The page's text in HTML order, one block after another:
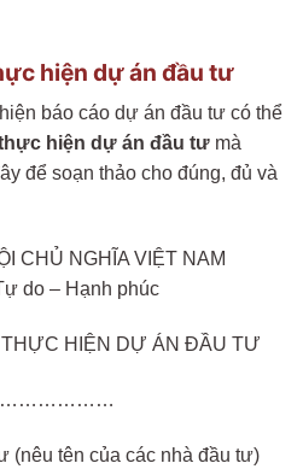
hiện dự án đầu tư
báo cáo dự án đầu tư có thể
hiện dự án đầu tư mà
để soạn thảo cho đúng, đủ và
CHỦ NGHĨA VIỆT NAM
do – Hạnh phúc
THỰC HIỆN DỰ ÁN ĐẦU TƯ
(nêu tên của các nhà đầu tư)